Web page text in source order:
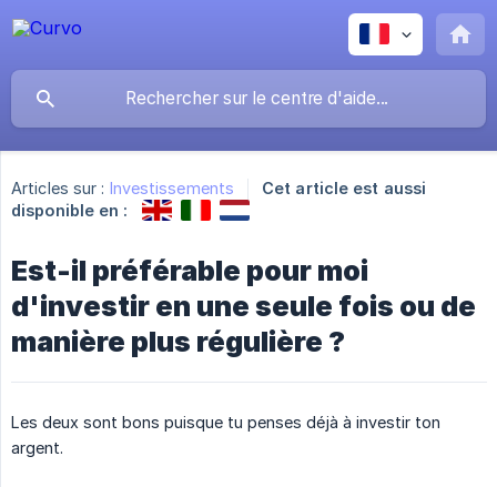
Articles sur : Investissements
Cet article est aussi
disponible en :
Est-il préférable pour moi
d'investir en une seule fois ou de
manière plus régulière ?
Les deux sont bons puisque tu penses déjà à investir ton
argent.